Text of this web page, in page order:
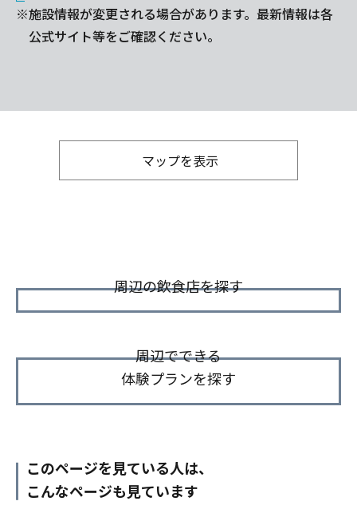
※施設情報が変更される場合があります。最新情報は各
公式サイト等をご確認ください。
マップを表示
周辺の飲食店を探す
周辺でできる
体験プランを探す
このページを見ている人は、
こんなページも見ています